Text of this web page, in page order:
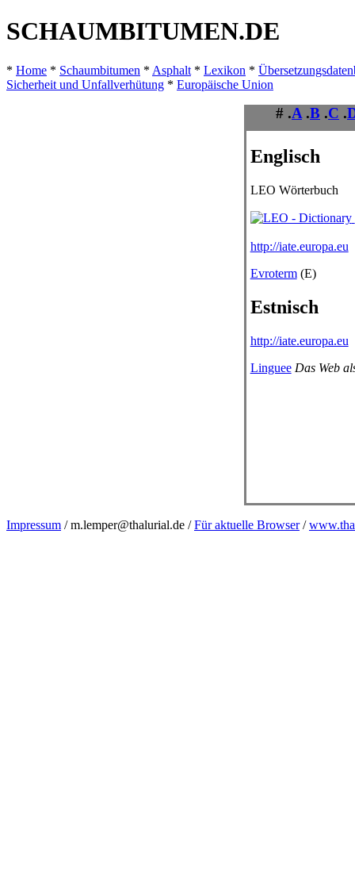
SCHAUMBITUMEN.DE
* Home * Schaumbitumen * Asphalt * Lexikon *
Sicherheit und Unfallverhütung * Europäische Union
# .A .B .C .
Englisch
LEO Wörterbuch
http://iate.europa.eu
Evroterm(E)
Estnisch
http://iate.europa.eu
LingueeDas Web
Impressum / m.lemper@thalurial.de /Für aktuelle Browser/